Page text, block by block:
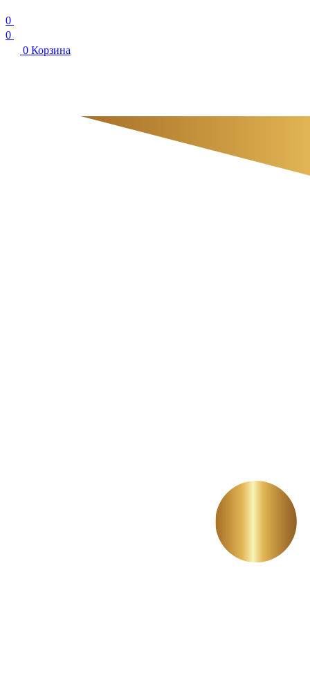
0
0
0 Корзина